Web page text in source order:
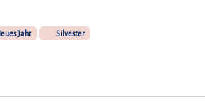
Jahr Silvester